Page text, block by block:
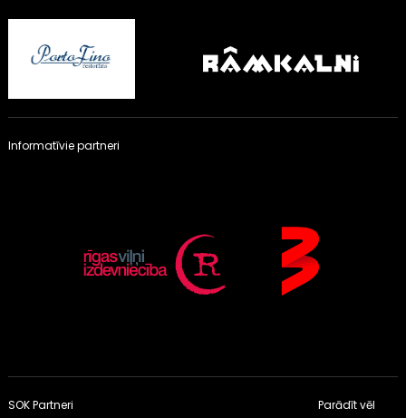
Informatīvie partneri
SOK Partneri Parādīt vēl